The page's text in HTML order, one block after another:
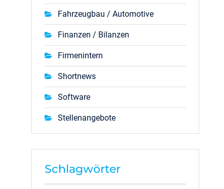
Fahrzeugbau / Automotive
Finanzen / Bilanzen
Firmenintern
Shortnews
Software
Stellenangebote
Schlagwörter